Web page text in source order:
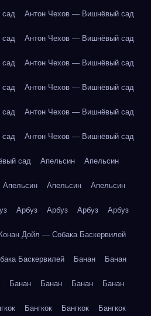
сад Антон Чехов — Вишнёвый сад
сад Антон Чехов — Вишнёвый сад
сад Антон Чехов — Вишнёвый сад
сад Антон Чехов — Вишнёвый сад
сад Антон Чехов — Вишнёвый сад
сад Антон Чехов — Вишнёвый сад
сад Апельсин Апельсин
Апельсин Апельсин Апельсин
Арбуз Арбуз Арбуз Арбуз
Дойл — Собака Баскервилей
Баскервилей Банан Банан
Банан Банан Банан Банан
Бангкок Бангкок Бангкок